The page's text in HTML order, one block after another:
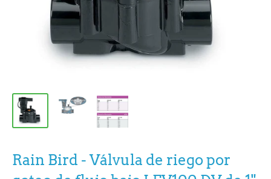
Rain Bird - Válvula de riego por